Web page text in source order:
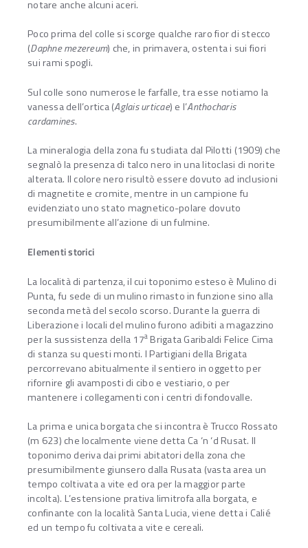
notare anche alcuni aceri.
Poco prima del colle si scorge qualche raro fior di stecco
(Daphne mezereum) che, in primavera, ostenta i sui fiori
sui rami spogli.
Sul colle sono numerose le farfalle, tra esse notiamo la
vanessa dell’ortica (Aglais urticae) e l’Anthocharis
cardamines.
La mineralogia della zona fu studiata dal Pilotti (1909) che
segnalò la presenza di talco nero in una litoclasi di norite
alterata. Il colore nero risultò essere dovuto ad inclusioni
di magnetite e cromite, mentre in un campione fu
evidenziato uno stato magnetico-polare dovuto
presumibilmente all’azione di un fulmine.
Elementi storici
La località di partenza, il cui toponimo esteso è Mulino di
Punta, fu sede di un mulino rimasto in funzione sino alla
seconda metà del secolo scorso. Durante la guerra di
Liberazione i locali del mulino furono adibiti a magazzino
per la sussistenza della 17a Brigata Garibaldi Felice Cima
di stanza su questi monti. I Partigiani della Brigata
percorrevano abitualmente il sentiero in oggetto per
rifornire gli avamposti di cibo e vestiario, o per
mantenere i collegamenti con i centri di fondovalle.
La prima e unica borgata che si incontra è Trucco Rossato
(m 623) che localmente viene detta Ca ‘n ‘d Rusat. Il
toponimo deriva dai primi abitatori della zona che
presumibilmente giunsero dalla Rusata (vasta area un
tempo coltivata a vite ed ora per la maggior parte
incolta). L’estensione prativa limitrofa alla borgata, e
confinante con la località Santa Lucia, viene detta i Calié
ed un tempo fu coltivata a vite e cereali.